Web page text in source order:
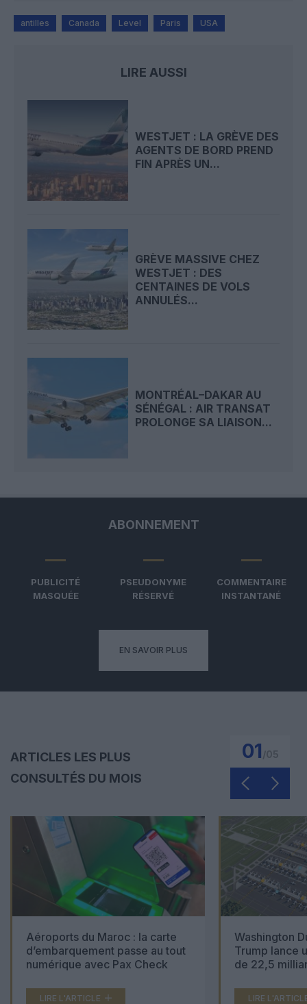
antilles Canada Level Paris USA
LIRE AUSSI
WESTJET : LA GRÈVE DES
AGENTS DE BORD PREND
FIN APRÈS UN...
GRÈVE MASSIVE CHEZ
WESTJET : DES
CENTAINES DE VOLS
ANNULÉS...
MONTRÉAL–DAKAR AU
SÉNÉGAL : AIR TRANSAT
PROLONGE SA LIAISON...
ABONNEMENT
PUBLICITÉ
MASQUÉE
PSEUDONYME
RÉSERVÉ
COMMENTAIRE
INSTANTANÉ
EN SAVOIR PLUS
ARTICLES LES PLUS
CONSULTÉS DU MOIS
01
Aéroports du Maroc : la carte
d’embarquement passe au tout
numérique avec Pax Check
LIRE L'ARTICLE
Washington
Trump lance
de 22,5
LIRE